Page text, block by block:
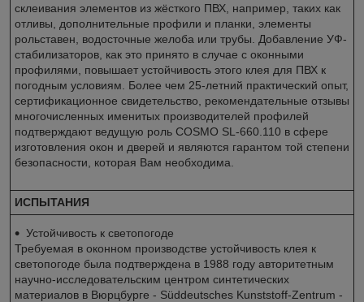
склеивания элементов из жёсткого ПВХ, например, таких как
отливы, дополнительные профили и планки, элементы
рольставен, водосточные желоба или трубы. Добавление УФ-
стабилизаторов, как это принято в случае с оконными
профилями, повышает устойчивость этого клея для ПВХ к
погодным условиям. Более чем 25-летний практический опыт,
сертификационное свидетельство, рекомендательные отзывы
многочисленных именитых производителей профилей
подтверждают ведущую роль COSMO SL-660.110 в сфере
изготовления окон и дверей и являются гарантом той степени
безопасности, которая Вам необходима.
ИСПЫТАНИЯ
Устойчивость к светопогоде
Требуемая в оконном производстве устойчивость клея к
светопогоде была подтверждена в 1988 году авторитетным
научно-исследовательским центром синтетических
материалов в Вюрцбурге - Süddeutsches Kunststoff-Zentrum -